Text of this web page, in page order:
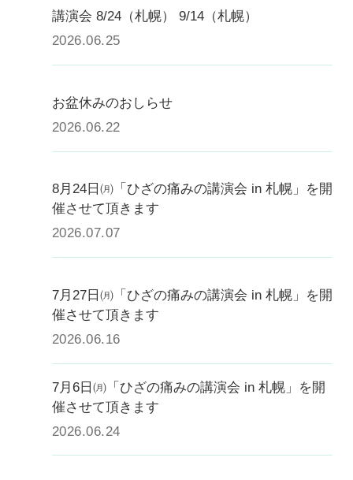
クリニック紹介
お知らせ 採用情報
予約フォーム
治療電話相談はこちら
0120-117-560
※上記電話番号をタップで電話が繋がります
電話受付時間：月〜金／9:00〜16:30（土日祝休）
講演会 8/24（札幌） 9/14（札幌）
2026.06.25
お盆休みのおしらせ
2026.06.22
8月24日㈪「ひざの痛みの講演会 in 札幌」を開
催させて頂きます
2026.07.07
7月27日㈪「ひざの痛みの講演会 in 札幌」を開
催させて頂きます
2026.06.16
7月6日㈪「ひざの痛みの講演会 in 札幌」を開
催させて頂きます
2026.06.24